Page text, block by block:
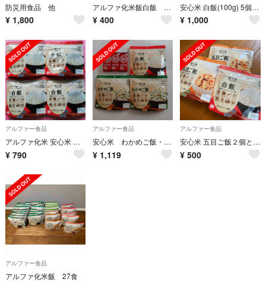
防災用食品 他
¥ 1,800
アルファ化米飯白飯 ４袋セット
¥ 400
安心米 白飯(100g) 5個セット
¥ 1,000
アルファー食品
アルファ化米 安心米 白飯4袋セット非常食介護食健康食お米尾西アウトドア携帯食
¥ 790
アルファー食品
安心米 わかめご飯・白飯 ／ えいようかん
¥ 1,119
アルファー食品
安心米 五目ご飯２個と白飯１個
¥ 500
アルファー食品
アルファ化米飯 27食